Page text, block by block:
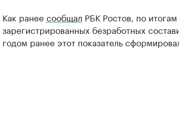
Как ранее сообщал РБК Ростов, по
зарегистрированных безработных
годом ранее этот показатель